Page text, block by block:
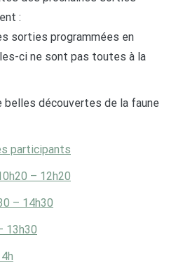
:
sorties programmées en
ci ne sont pas toutes à la
belles découvertes de la faune
participants
– 12h20
– 14h30
13h30